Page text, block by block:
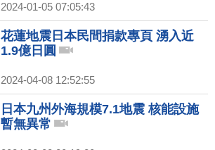
2024-01-05 07:05:43
花蓮地震日本民間捐款專頁 湧入近
1.9億日圓
2024-04-08 12:52:55
日本九州外海規模7.1地震 核能設施
暫無異常